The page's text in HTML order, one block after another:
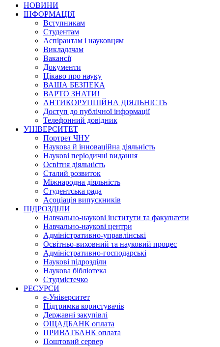
НОВИНИ
ІНФОРМАЦІЯ
Вступникам
Студентам
Аспірантам і науковцям
Викладачам
Вакансії
Документи
Цікаво про науку
ВАША БЕЗПЕКА
ВАРТО ЗНАТИ!
АНТИКОРУПЦІЙНА ДІЯЛЬНІСТЬ
Доступ до публічної інформації
Телефонний довідник
УНІВЕРСИТЕТ
Портрет ЧНУ
Наукова й інноваційна діяльність
Наукові періодичні видання
Освітня діяльність
Сталий розвиток
Міжнародна діяльність
Студентська рада
Асоціація випускників
ПІДРОЗДІЛИ
Навчально-наукові інститути та факультети
Навчально-наукові центри
Адміністративно-управлінські
Освітньо-виховний та науковий процес
Адміністративно-господарські
Наукові підрозділи
Наукова бібліотека
Студмістечко
РЕСУРСИ
е-Університет
Підтримка користувачів
Державні закупівлі
ОЩАДБАНК оплата
ПРИВАТБАНК оплата
Поштовий сервер